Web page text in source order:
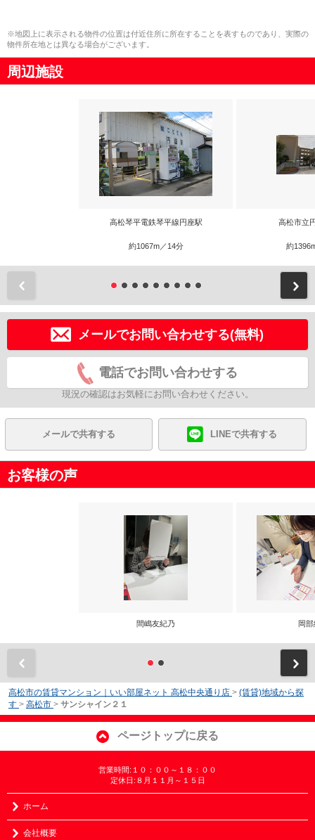
※地図上に表示される物件の位置は付近住所に所在することを表すものであり、実際の
物件所在地とは異なる場合がございます。
周辺施設
高松琴平電鉄琴平線円座駅
約1067m／14分
高松市立
約
メールでお問い合わせする(無料)
電話でお問い合わせする
現況の確認はお気軽にお問い合わせください。
メールで共有する LINEで共有する
お客様の声
間嶋友紀乃 岡
高松市の賃貸マンション｜いい部屋ネット 高松中央通り店 > (賃貸)地域から探
す > 高松市 > サンシャイン２１
ページトップに戻る
営業時間:１０：００～１８：００
定休日:８月１１月～１５日
ホーム
会社概要